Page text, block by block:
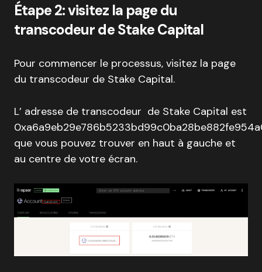
Étape 2: visitez la page du
transcodeur de Stake Capital
Pour commencer le processus, visitez la page
du transcodeur de Stake Capital.
L’ adresse de transcodeur de Stake Capital est
que vous pouvez trouver en haut à gauche et
au centre de votre écran.